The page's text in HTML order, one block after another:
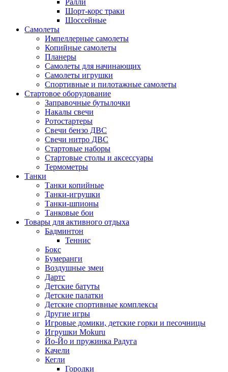
Ралли
Шорт-корс траки
Шоссейные
Самолеты
Импеллерные самолеты
Копийные самолеты
Планеры
Самолеты для начинающих
Самолеты игрушки
Спортивные и пилотажные самолеты
Стартовое оборудование
Заправочные бутылочки
Накалы свечи
Ротостартеры
Свечи бензо ДВС
Свечи нитро ДВС
Стартовые наборы
Стартовые столы и аксессуары
Термометры
Танки
Танки копийные
Танки-игрушки
Танки-шпионы
Танковые бои
Товары для активного отдыха
Бадминтон
Теннис
Бокс
Бумеранги
Воздушные змеи
Дартс
Детские батуты
Детские палатки
Детские спортивные комплексы
Другие игры
Игровые домики, детские горки и песочницы
Игрушки Mokuru
Йо-Йо и пружинка Радуга
Качели
Кегли
Городки